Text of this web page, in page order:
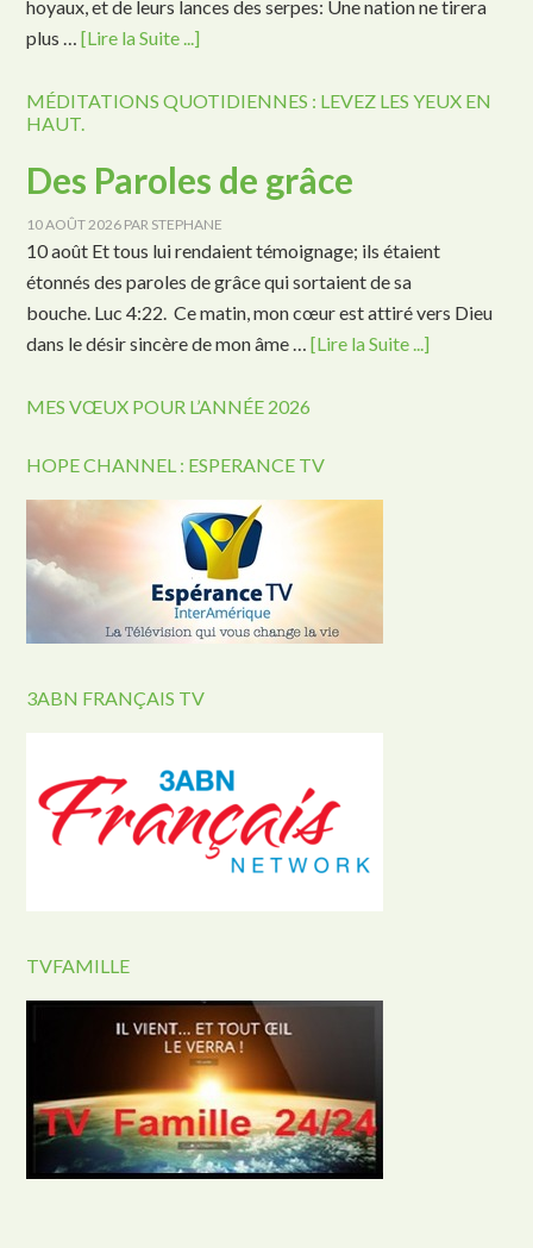
hoyaux, et de leurs lances des serpes: Une nation ne tirera
plus …[Lire la Suite ...]
MÉDITATIONS QUOTIDIENNES : LEVEZ LES YEUX EN
HAUT.
Des Paroles de grâce
10 AOÛT 2026 PAR STEPHANE
10 août Et tous lui rendaient témoignage; ils étaient
étonnés des paroles de grâce qui sortaient de sa
bouche. Luc 4:22. Ce matin, mon cœur est attiré vers Dieu
dans le désir sincère de mon âme …[Lire la Suite ...]
MES VŒUX POUR L’ANNÉE 2026
HOPE CHANNEL : ESPERANCE TV
3ABN FRANÇAIS TV
TVFAMILLE